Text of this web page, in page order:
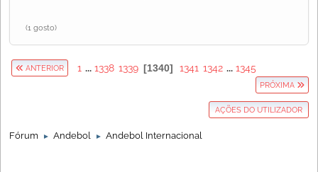
(1 gosto)
ANTERIOR 1 ... 1338 1339 1340 1341 1342 ... 1345
PRÓXIMA
AÇÕES DO UTILIZADOR
Fórum ► Andebol ► Andebol Internacional